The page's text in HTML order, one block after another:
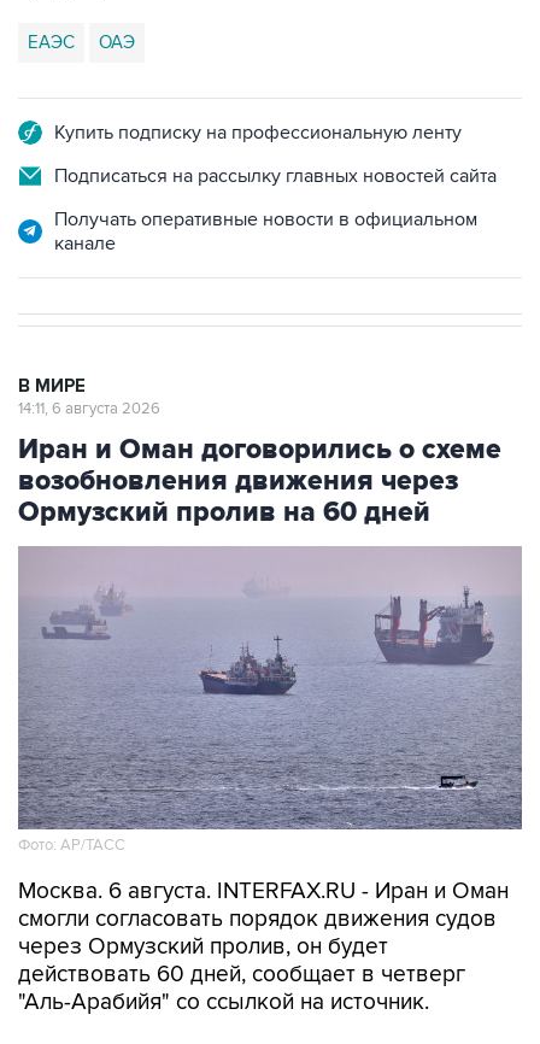
ЕАЭС ОАЭ
Купить подписку на профессиональную ленту
Подписаться на рассылку главных новостей сайта
Получать оперативные новости в официальном
канале
В МИРЕ
14:11, 6 августа 2026
Иран и Оман договорились о схеме
возобновления движения через
Ормузский пролив на 60 дней
Фото: AP/ТАСС
Москва. 6 августа. INTERFAX.RU - Иран и Оман
смогли согласовать порядок движения судов
через Ормузский пролив, он будет
действовать 60 дней, сообщает в четверг
"Аль-Арабийя" со ссылкой на источник.